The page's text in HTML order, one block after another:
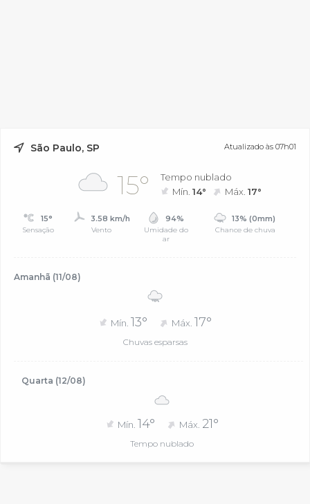
São Paulo, SP Atualizado às 07h01
15°
Tempo nublado
Mín.14° Máx.17°
15°
Sensação
3.58 km/h
Vento
94%
Umidade do
ar
13% (0mm)
Chance de chuva
Amanhã (11/08)
Mín. 13° Máx. 17°
Chuvas esparsas
Quarta (12/08)
Mín. 14° Máx. 21°
Tempo nublado